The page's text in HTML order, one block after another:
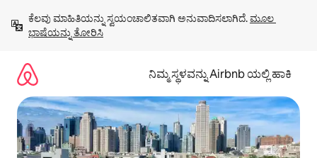
ಹೋಗಿ
ಕೆಲವು ಮಾಹಿತಿಯನ್ನು ಸ್ವಯಂಚಾಲಿತವಾಗಿ ಅನುವಾದಿಸಲಾಗಿದೆ. ಮೂಲ
ಭಾಷೆಯನ್ನು ತೋರಿಸಿ
ನಿಮ್ಮ ಸ್ಥಳವನ್ನು Airbnb ಯಲ್ಲಿ ಹಾಕಿ